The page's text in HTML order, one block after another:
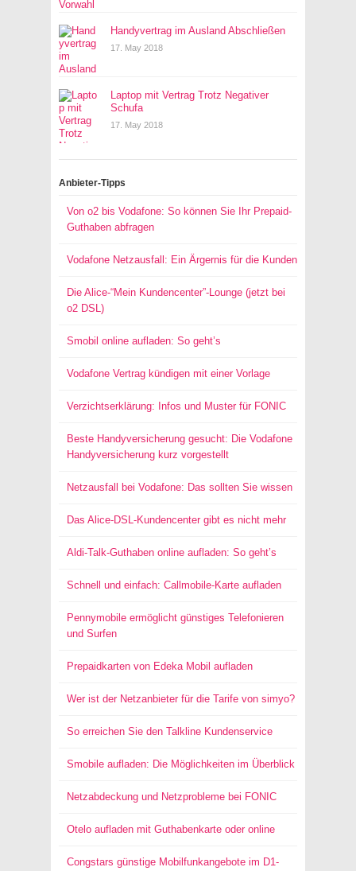
Handyvertrag im Ausland Abschließen
17. May 2018
Laptop mit Vertrag Trotz Negativer
Schufa
17. May 2018
Anbieter-Tipps
Von o2 bis Vodafone: So können Sie Ihr Prepaid-
Guthaben abfragen
Vodafone Netzausfall: Ein Ärgernis für die Kunden
Die Alice-“Mein Kundencenter”-Lounge (jetzt bei
o2 DSL)
Smobil online aufladen: So geht’s
Vodafone Vertrag kündigen mit einer Vorlage
Verzichtserklärung: Infos und Muster für FONIC
Beste Handyversicherung gesucht: Die Vodafone
Handyversicherung kurz vorgestellt
Netzausfall bei Vodafone: Das sollten Sie wissen
Das Alice-DSL-Kundencenter gibt es nicht mehr
Aldi-Talk-Guthaben online aufladen: So geht’s
Schnell und einfach: Callmobile-Karte aufladen
Pennymobile ermöglicht günstiges Telefonieren
und Surfen
Prepaidkarten von Edeka Mobil aufladen
Wer ist der Netzanbieter für die Tarife von simyo?
So erreichen Sie den Talkline Kundenservice
Smobile aufladen: Die Möglichkeiten im Überblick
Netzabdeckung und Netzprobleme bei FONIC
Otelo aufladen mit Guthabenkarte oder online
Congstars günstige Mobilfunkangebote im D1-